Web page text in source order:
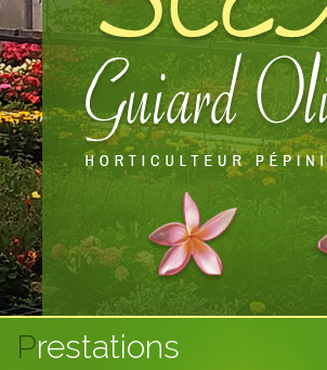
Prestations